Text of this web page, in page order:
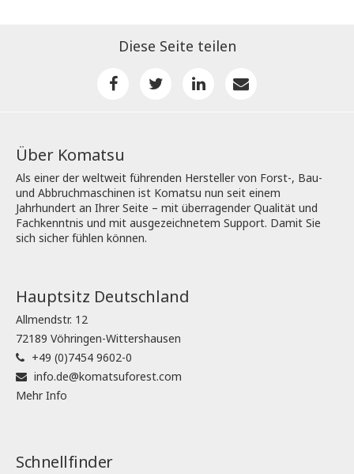
Diese Seite teilen
Über Komatsu
Als einer der weltweit führenden Hersteller von Forst-, Bau-
und Abbruchmaschinen ist Komatsu nun seit einem
Jahrhundert an Ihrer Seite – mit überragender Qualität und
Fachkenntnis und mit ausgezeichnetem Support. Damit Sie
sich sicher fühlen können.
Hauptsitz Deutschland
Allmendstr. 12
72189 Vöhringen-Wittershausen
+49 (0)7454 9602-0
info.de@komatsuforest.com
Mehr Info
Schnellfinder